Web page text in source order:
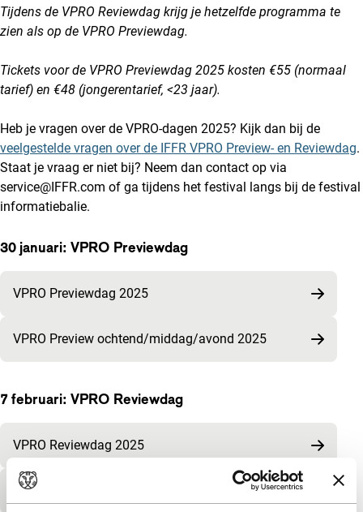
Tijdens de VPRO Reviewdag krijg je hetzelfde programma te
zien als op de VPRO Previewdag.
Tickets voor de VPRO Previewdag 2025 kosten €55 (normaal
tarief) en €48 (jongerentarief, <23 jaar).
Heb je vragen over de VPRO-dagen 2025? Kijk dan bij de
veelgestelde vragen over de IFFR VPRO Preview- en Reviewdag.
Staat je vraag er niet bij? Neem dan contact op via
service@IFFR.com of ga tijdens het festival langs bij de festival
informatiebalie.
30 januari: VPRO Previewdag
VPRO Previewdag 2025
VPRO Preview ochtend/middag/avond 2025
7 februari: VPRO Reviewdag
VPRO Reviewdag 2025
VPRO Review ochtend/middag/avond 2025